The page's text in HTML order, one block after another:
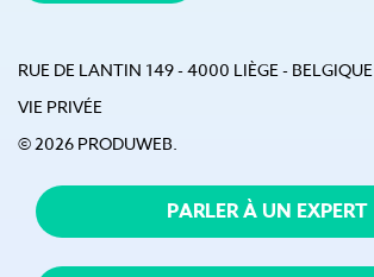
RUE DE LANTIN 149 - 4000 LIÈGE - BELGIQUE
VIE PRIVÉE
© 2026 PRODUWEB.
PARLER À UN EXPERT